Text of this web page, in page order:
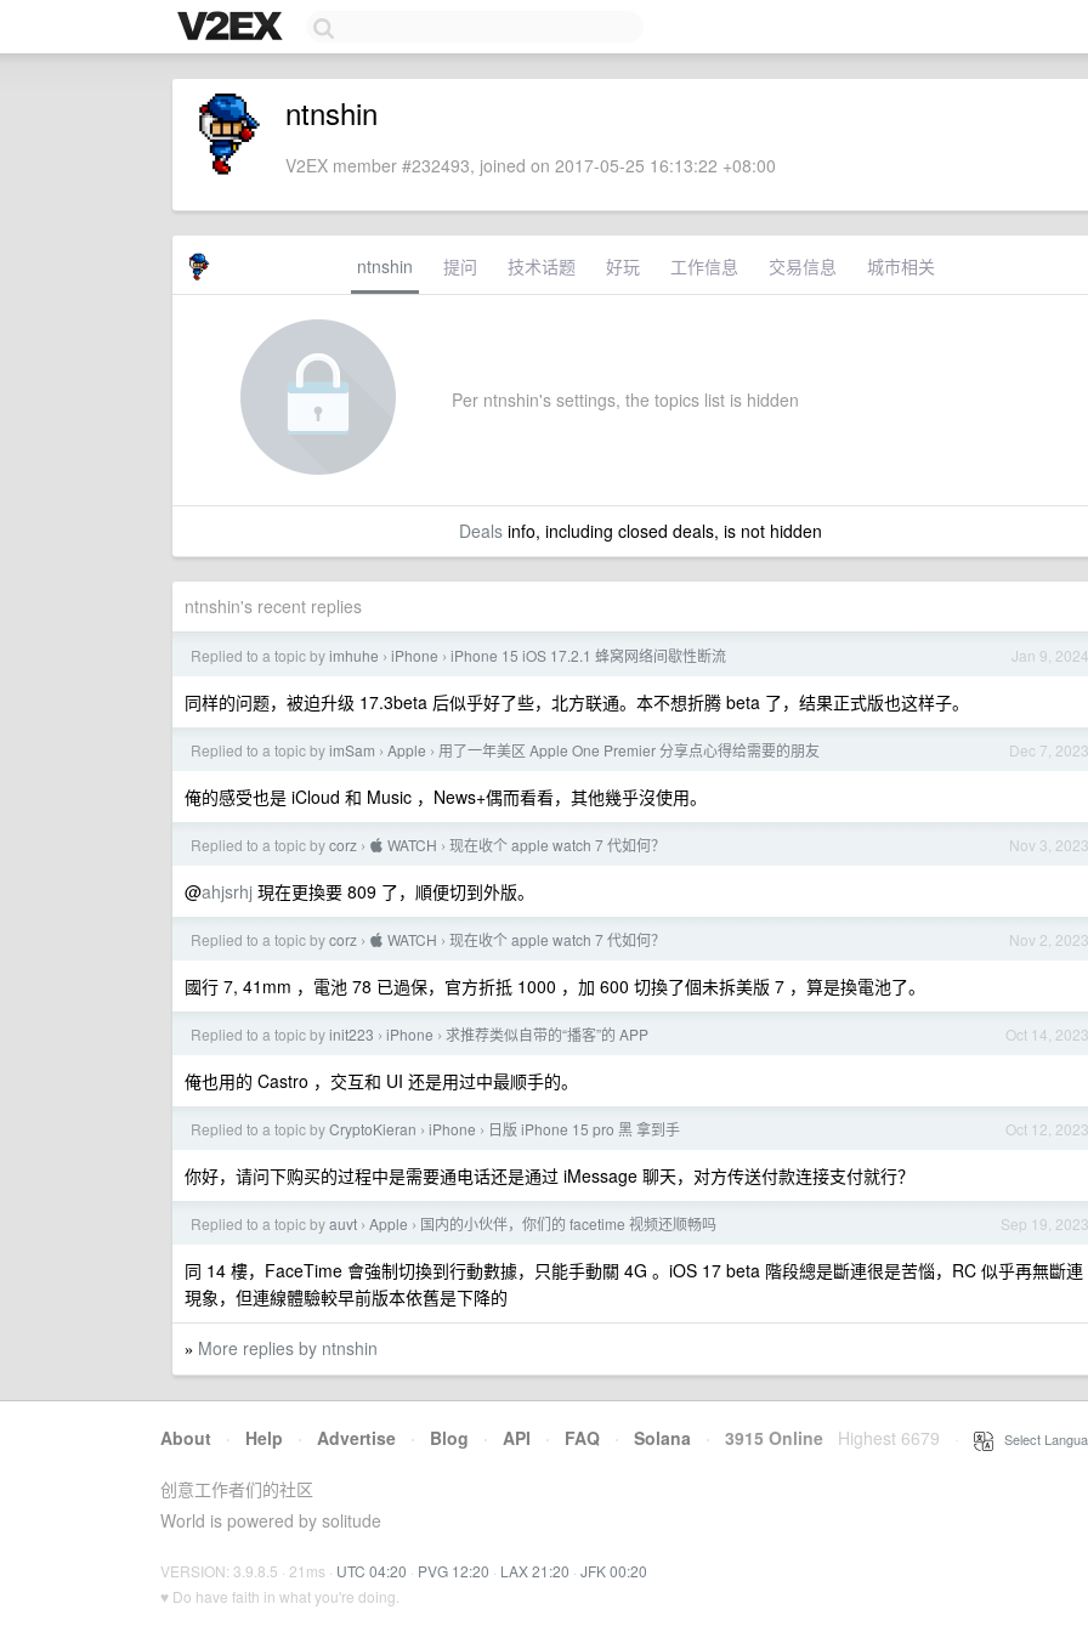
ntnshin
V2EX member #232493, joined on 2017-05-25 16:13:22 +08:00
ntnshin 提问 技术话题 好玩 工作信息 交易信息 城市相关
Per ntnshin's settings, the topics list is hidden
Dealsinfo, including closed deals, is not hidden
ntnshin's recent replies
Jan 9, 2024
Replied to a topic byimhuhe › iPhone › iPhone 15 iOS 17.2.1 蜂窝网络间歇性断流
同样的问题，被迫升级 17.3beta 后似乎好了些，北方联通。本不想折腾 beta 了，结果正式版也这样子。
Dec 7, 2023
Replied to a topic byimSam › Apple › 用了一年美区 Apple One Premier 分享点心得给需要的朋友
俺的感受也是 iCloud 和 Music ，News+偶而看看，其他幾乎沒使用。
Nov 3, 2023
Replied to a topic bycorz ›  WATCH › 现在收个 apple watch 7 代如何？
@ahjsrhj 現在更換要 809 了，順便切到外版。
Nov 2, 2023
Replied to a topic bycorz ›  WATCH › 现在收个 apple watch 7 代如何？
國行 7, 41mm ，電池 78 已過保，官方折抵 1000 ，加 600 切換了個未拆美版 7 ，算是換電池了。
Oct 14, 2023
Replied to a topic byinit223 › iPhone › 求推荐类似自带的“播客”的 APP
俺也用的 Castro ，交互和 UI 还是用过中最顺手的。
Oct 12, 2023
Replied to a topic byCryptoKieran › iPhone › 日版 iPhone 15 pro 黑 拿到手
你好，请问下购买的过程中是需要通电话还是通过 iMessage 聊天，对方传送付款连接支付就行？
Sep 19, 2023
Replied to a topic byauvt › Apple › 国内的小伙伴，你们的 facetime 视频还顺畅吗
同 14 樓，FaceTime 會強制切換到行動數據，只能手動關 4G 。iOS 17 beta 階段總是斷連很是苦惱，RC 似乎再無斷連
現象，但連線體驗較早前版本依舊是下降的
» More replies by ntnshin
About · Help · Advertise · Blog · API · FAQ · Solana · 3915 Online Highest 6679 Select
创意工作者们的社区
World is powered by solitude
VERSION: 3.9.8.5 · 21ms · UTC 04:20 · PVG 12:20 · LAX 21:20 · JFK 00:20
♥ Do have faith in what you're doing.